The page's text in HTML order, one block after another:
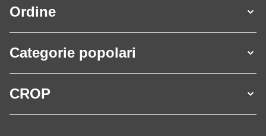
Ordine
Categorie popolari
CROP